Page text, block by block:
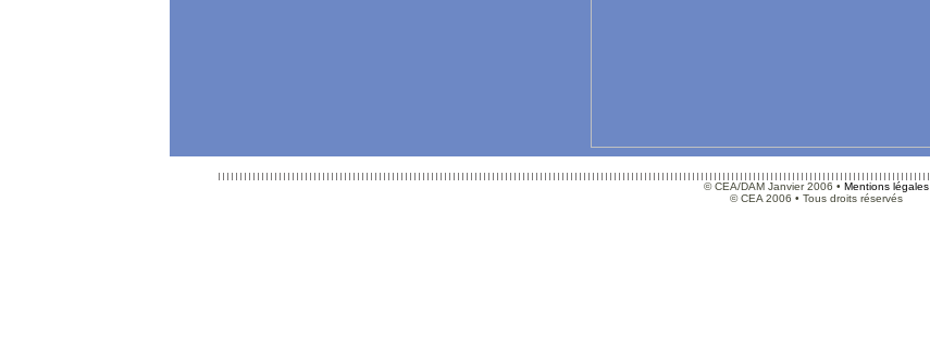
© CEA/DAM Janvier 2006 • Mentions légales
© CEA 2006 • Tous droits réservés